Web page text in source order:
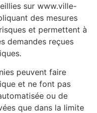
sur www.ville-
des mesures
et permettent à
demandes reçues
peuvent faire
et ne font pas
ou de
que dans la limite